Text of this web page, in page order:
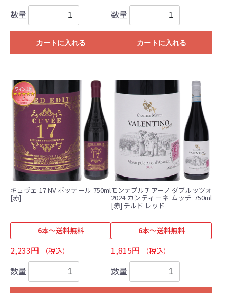
数量
カートに入れる
数量
カートに入れる
キュヴェ 17 NV ボッテール 750ml
[赤]
6本～送料無料
2,233円 （税込）
数量
モンテプルチアーノ ダブルッツォ
2024 カンティーネ ムッチ 750ml
[赤] チルド レッド
6本～送料無料
1,815円 （税込）
数量